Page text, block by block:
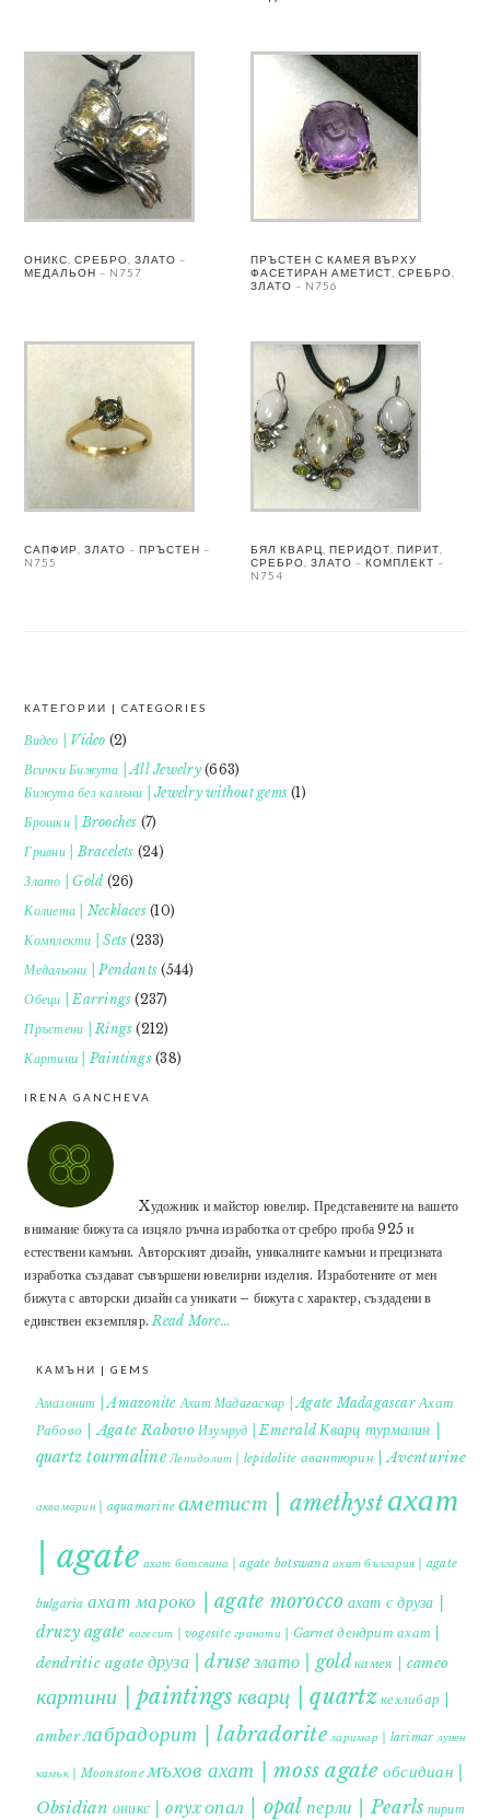
ОНИКС, СРЕБРО, ЗЛАТО –
МЕДАЛЬОН – N757
ПРЪСТЕН С КАМЕЯ ВЪРХУ
ФАСЕТИРАН АМЕТИСТ, СРЕБРО,
ЗЛАТО – N756
САПФИР, ЗЛАТО – ПРЪСТЕН –
N755
БЯЛ КВАРЦ, ПЕРИДОТ, ПИРИТ,
СРЕБРО, ЗЛАТО – КОМПЛЕКТ –
N754
FOOTER
КАТЕГОРИИ | CATEGORIES
Видео | Video (2)
Всички Бижута | All Jewelry(663)
Бижута без камъни | Jewelry without gems (1)
Брошки | Brooches (7)
Гривни | Bracelets (24)
Злато | Gold (26)
Колиета | Necklaces(10)
Комплекти | Sets (233)
Медальони | Pendants (544)
Обеци | Earrings (237)
Пръстени | Rings (212)
Картини | Paintings(38)
IRENA GANCHEVA
Xудожник и майстор ювелир. Представените на вашето
внимание бижута са изцяло ръчна изработка от сребро проба 925 и
естествени камъни. Авторският дизайн, уникалните камъни и прецизната
изработка създават съвършени ювелирни изделия. Изработените от мен
бижута с авторски дизайн са уникати – бижута с характер, създадени в
единствен екземпляр.Read More…
КАМЪНИ | GEMS
Амазонит | Amazonite Ахат Мадагаскар | Agate Madagascar Ахат
Рабово | Agate Rabovo Изумруд | Emerald Кварц турмалин |
quartz tourmaline Лепидолит | lepidolite авантюрин | Aventurine
аквамарин | aquamarine аметист | amethystахат
| agate ахат ботсвана | agate botswana ахат българия | agate
bulgaria ахат мароко | agate morocco ахат с друза |
druzy agate вогесит | vogesite гранати | Garnet дендрит ахат |
dendritic agate друза | druse злато | gold камея | cameo
картини | paintings кварц | quartzкехлибар |
amberлабрадорит | labradorite ларимар | larimar лунен
камък | Moonstone мъхов ахат | moss agate обсидиан |
Obsidian оникс | onyxопал | opal перли | Pearls пирит |